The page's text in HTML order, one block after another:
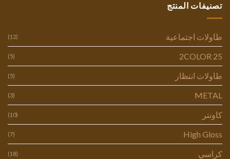
تصنيفات المنتج
طاولات اجتماعية (12)
2COLOR 25
(5)
طاولات انتظار (5)
METAL
(3)
كاونتر (10)
High Gloss
(7)
كراسي (18)